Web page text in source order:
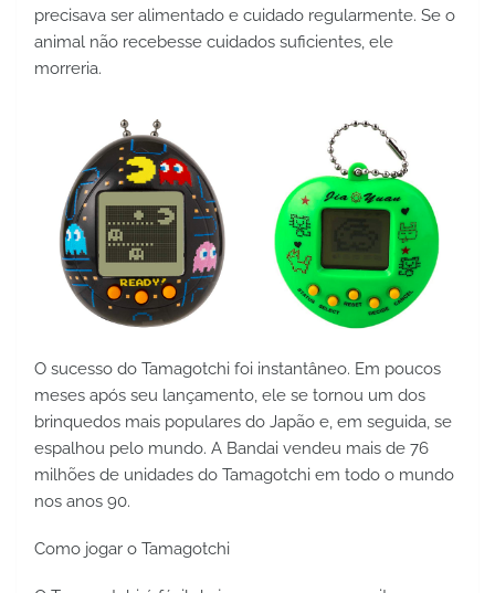
precisava ser alimentado e cuidado regularmente. Se o
animal não recebesse cuidados suficientes, ele
morreria.
O sucesso do Tamagotchi foi instantâneo. Em poucos
meses após seu lançamento, ele se tornou um dos
brinquedos mais populares do Japão e, em seguida, se
espalhou pelo mundo. A Bandai vendeu mais de 76
milhões de unidades do Tamagotchi em todo o mundo
nos anos 90.
Como jogar o Tamagotchi